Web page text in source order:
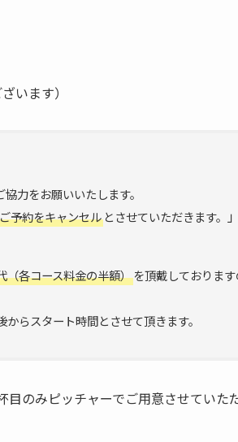
います）
力をお願いいたします。
予約をキャンセル とさせていただきます。
（各コース料金の半額）を頂戴しておりま
らスタート時間とさせて頂きます。
のみピッチャーでご用意させていた